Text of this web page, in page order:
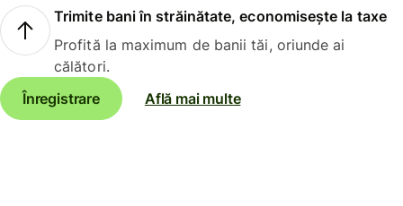
Trimite bani în străinătate, economisește la taxe
Profită la maximum de banii tăi, oriunde ai
călători.
Înregistrare
Află mai multe